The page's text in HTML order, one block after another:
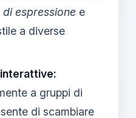
espressione e
a diverse
a gruppi di
di scambiare